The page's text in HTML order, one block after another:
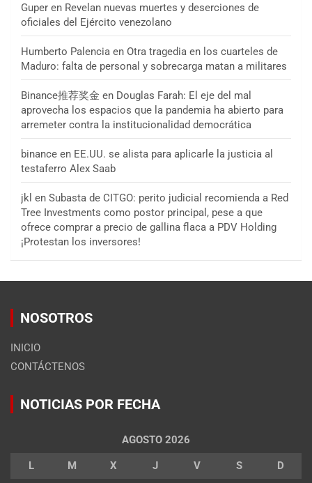
Guper en Revelan nuevas muertes y deserciones de
oficiales del Ejército venezolano
Humberto Palencia en Otra tragedia en los cuarteles de
Maduro: falta de personal y sobrecarga matan a militares
Binance推荐奖金 en Douglas Farah: El eje del mal
aprovecha los espacios que la pandemia ha abierto para
arremeter contra la institucionalidad democrática
binance en EE.UU. se alista para aplicarle la justicia al
testaferro Alex Saab
jkl en Subasta de CITGO: perito judicial recomienda a Red
Tree Investments como postor principal, pese a que
ofrece comprar a precio de gallina flaca a PDV Holding
¡Protestan los inversores!
NOSOTROS
INICIO
CONTÁCTENOS
NOTICIAS POR FECHA
AGOSTO 2026
L M X J V S D